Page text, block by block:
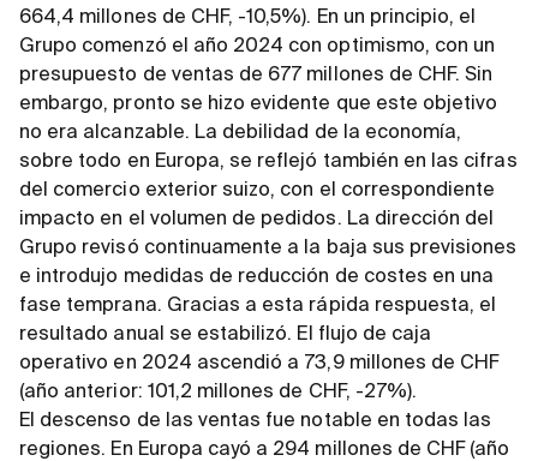
664,4 millones de CHF, -10,5%). En un principio, el
Grupo comenzó el año 2024 con optimismo, con un
presupuesto de ventas de 677 millones de CHF. Sin
embargo, pronto se hizo evidente que este objetivo
no era alcanzable. La debilidad de la economía,
sobre todo en Europa, se reflejó también en las cifras
del comercio exterior suizo, con el correspondiente
impacto en el volumen de pedidos. La dirección del
Grupo revisó continuamente a la baja sus previsiones
e introdujo medidas de reducción de costes en una
fase temprana. Gracias a esta rápida respuesta, el
resultado anual se estabilizó. El flujo de caja
operativo en 2024 ascendió a 73,9 millones de CHF
(año anterior: 101,2 millones de CHF, -27%).
El descenso de las ventas fue notable en todas las
regiones. En Europa cayó a 294 millones de CHF (año